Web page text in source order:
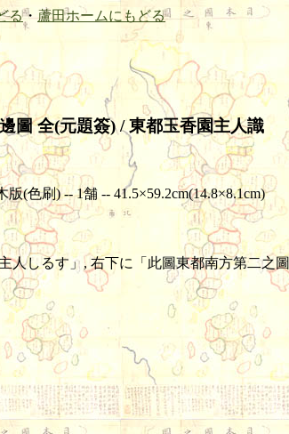
る・ 蘆田ホームにもどる
圖 全(元題簽) / 東都玉香園主人識
(色刷) -- 1舗 -- 41.5×59.2cm(14.8×8.1cm)
しるす」, 右下に「此圖東都南方第二之